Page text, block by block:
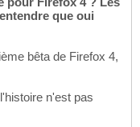
que oui
bêta de Firefox 4,
n'est pas